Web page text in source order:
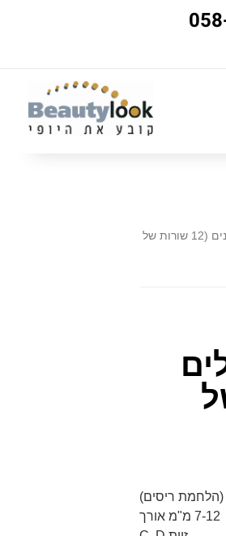
/ ריסים מניפות בגדלים שונים (12 שורות של
(הלחמת ריסים)
7-12 מ"מ אורך